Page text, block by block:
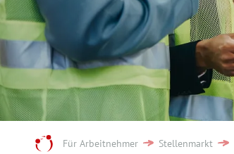
Für Arbeitnehmer Stellenmarkt